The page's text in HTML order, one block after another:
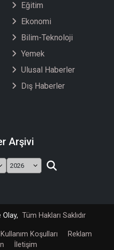
Eğitim
Ekonomi
Bilim-Teknoloji
Yemek
Ulusal Haberler
Dış Haberler
Arşivi
Tüm Hakları Saklıdır
Kullanım Koşulları
Reklam
İletişim